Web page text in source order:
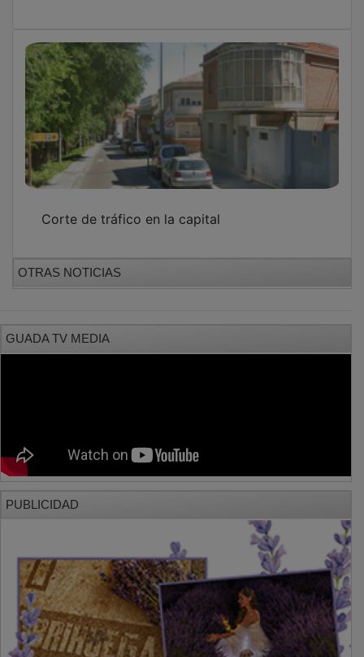
Corte de tráfico en la capital
OTRAS NOTICIAS
GUADA TV MEDIA
PUBLICIDAD